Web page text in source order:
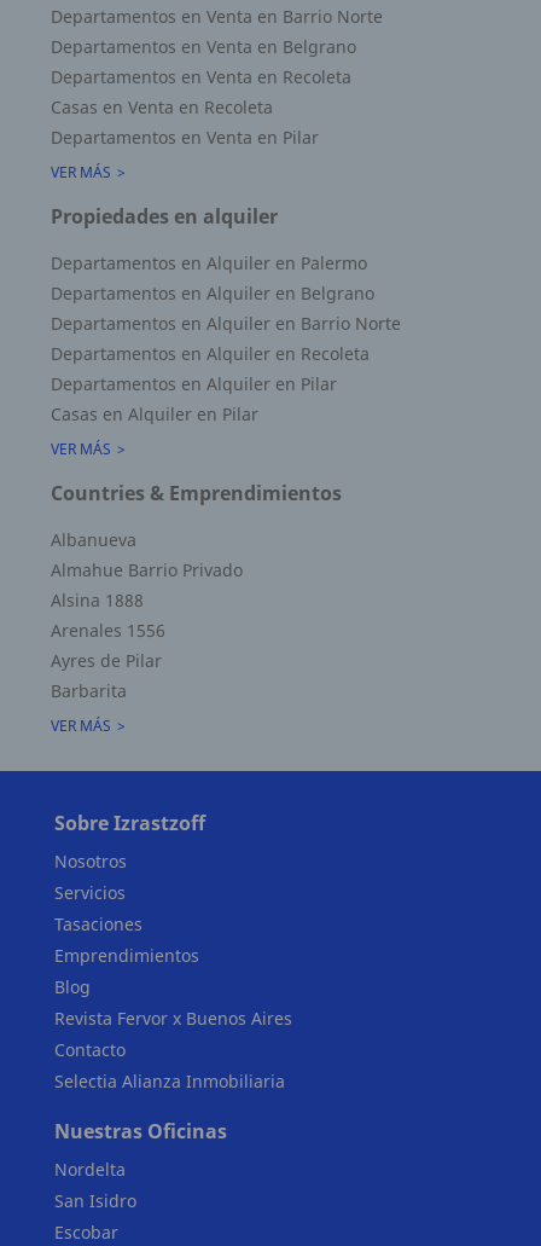
Superficie Terreno 856.64 M2
Semicubierta 0.00 M2
Departamentos en Venta en Barrio Norte
Departamentos en Venta en Belgrano
Departamentos en Venta en Recoleta
Casas en Venta en Recoleta
Departamentos en Venta en Pilar
VER MÁS
Propiedades en alquiler
Departamentos en Alquiler en Palermo
Departamentos en Alquiler en Belgrano
Departamentos en Alquiler en Barrio Norte
Departamentos en Alquiler en Recoleta
Departamentos en Alquiler en Pilar
Casas en Alquiler en Pilar
VER MÁS
Countries & Emprendimientos
Albanueva
Almahue Barrio Privado
Alsina 1888
Arenales 1556
Ayres de Pilar
Barbarita
VER MÁS
Sobre Izrastzoff
Nosotros
Servicios
Tasaciones
Emprendimientos
Blog
Revista Fervor x Buenos Aires
Contacto
Selectia Alianza Inmobiliaria
Nuestras Oficinas
Nordelta
San Isidro
Escobar